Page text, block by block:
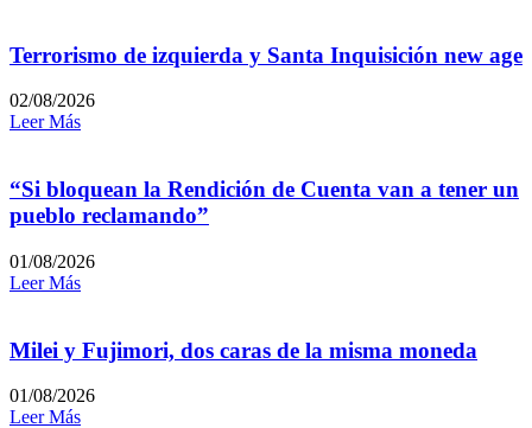
Terrorismo de izquierda y Santa Inquisición new age
02/08/2026
Leer Más
“Si bloquean la Rendición de Cuenta van a tener un
pueblo reclamando”
01/08/2026
Leer Más
Milei y Fujimori, dos caras de la misma moneda
01/08/2026
Leer Más